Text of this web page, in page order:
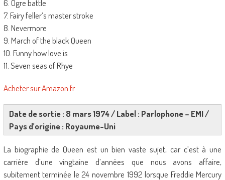
6. Ogre battle
7. Fairy feller’s master stroke
8. Nevermore
9. March of the black Queen
10. Funny how love is
11. Seven seas of Rhye
Acheter sur Amazon.fr
Date de sortie : 8 mars 1974 / Label : Parlophone – EMI /
Pays d’origine : Royaume-Uni
La biographie de Queen est un bien vaste sujet, car c’est à une
carrière d’une vingtaine d’années que nous avons affaire,
subitement terminée le 24 novembre 1992 lorsque Freddie Mercury